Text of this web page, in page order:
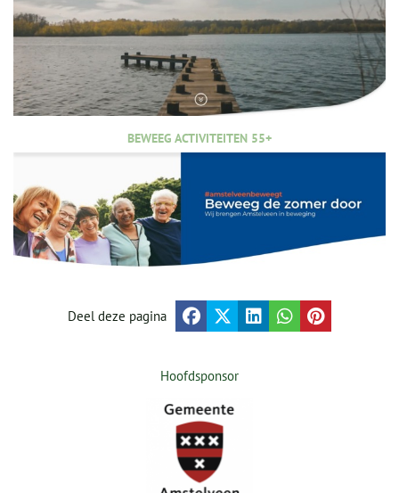
BEWEEG ACTIVITEITEN 55+
Deel deze pagina
Hoofdsponsor